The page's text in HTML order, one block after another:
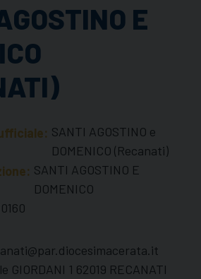
E
SANTI AGOSTINO e
DOMENICO (Recanati)
SANTI AGOSTINO E
DOMENICO
GIORDANI 1 62019 RECANATI